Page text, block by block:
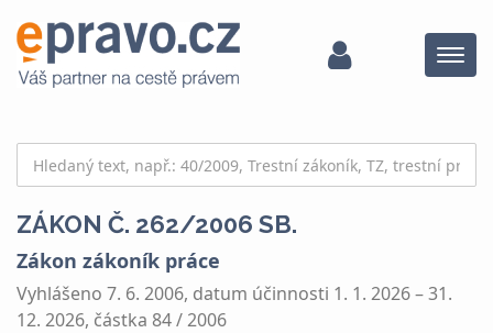
Menu
ZÁKON Č. 262/2006 SB.
Zákon zákoník práce
Vyhlášeno 7. 6. 2006, datum účinnosti 1. 1. 2026 – 31.
12. 2026, částka 84 / 2006